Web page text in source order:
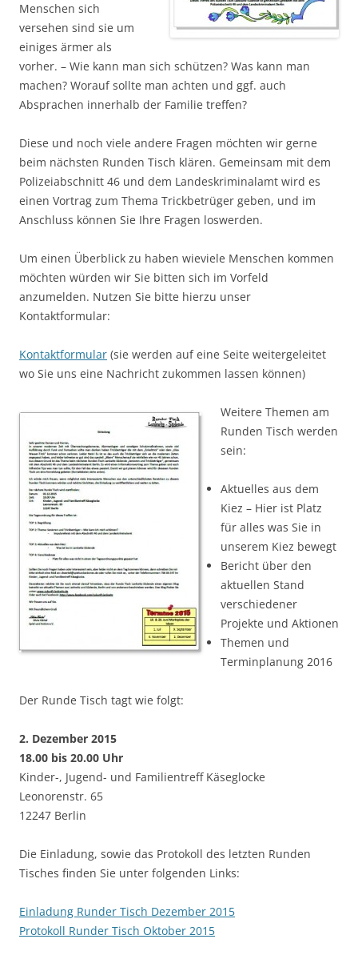
Menschen sich
versehen sind sie um
einiges ärmer als
vorher. – Wie kann man sich schützen? Was kann man
machen? Worauf sollte man achten und ggf. auch
Absprachen innerhalb der Familie treffen?
Diese und noch viele andere Fragen möchten wir gerne
beim nächsten Runden Tisch klären. Gemeinsam mit dem
Polizeiabschnitt 46 und dem Landeskriminalamt wird es
einen Vortrag zum Thema Trickbetrüger geben, und im
Anschluss können Sie Ihre Fragen loswerden.
Um einen Überblick zu haben wieviele Menschen kommen
möchten würden wir Sie bitten sich im Vorfeld
anzumelden. Nutzen Sie bitte hierzu unser
Kontaktformular:
Kontaktformular (sie werden auf eine Seite weitergeleitet
wo Sie uns eine Nachricht zukommen lassen können)
Weitere Themen am
Runden Tisch werden
sein:
Aktuelles aus dem
Kiez – Hier ist Platz
für alles was Sie in
unserem Kiez bewegt
Bericht über den
aktuellen Stand
verschiedener
Projekte und Aktionen
Themen und
Terminplanung 2016
Der Runde Tisch tagt wie folgt:
2. Dezember 2015
18.00 bis 20.00 Uhr
Kinder-, Jugend- und Familientreff Käseglocke
Leonorenstr. 65
12247 Berlin
Die Einladung, sowie das Protokoll des letzten Runden
Tisches finden Sie unter folgenden Links:
Einladung Runder Tisch Dezember 2015
Protokoll Runder Tisch Oktober 2015